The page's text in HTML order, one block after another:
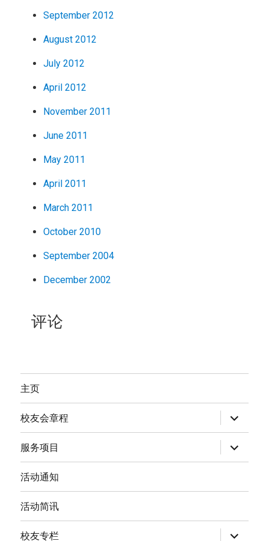
September 2012
August 2012
July 2012
April 2012
November 2011
June 2011
May 2011
April 2011
March 2011
October 2010
September 2004
December 2002
评论
主页
校友会章程
expand
child
menu
服务项目
expand
child
menu
活动通知
活动简讯
校友专栏
expand